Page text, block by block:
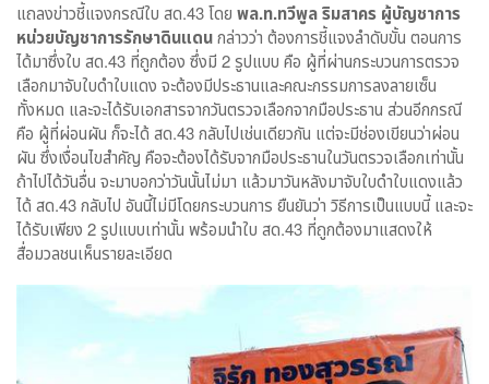
แถลงข่าวชี้แจงกรณีใบ สด.43 โดย พล.ท.ทวีพูล ริมสาคร ผู้บัญชาการ
หน่วยบัญชาการรักษาดินแดนกล่าวว่า ต้องการชี้แจงลำดับขั้น ตอนการ
ได้มาซึ่งใบ สด.43 ที่ถูกต้อง ซึ่งมี 2 รูปแบบ คือ ผู้ที่ผ่านกระบวนการตรวจ
เลือกมาจับใบดำใบแดง จะต้องมีประธานและคณะกรรมการลงลายเซ็น
ทั้งหมด และจะได้รับเอกสารจากวันตรวจเลือกจากมือประธาน ส่วนอีกกรณี
คือ ผู้ที่ผ่อนผัน ก็จะได้ สด.43 กลับไปเช่นเดียวกัน แต่จะมีช่องเขียนว่าผ่อน
ผัน ซึ่งเงื่อนไขสำคัญ คือจะต้องได้รับจากมือประธานในวันตรวจเลือกเท่านั้น
ถ้าไปได้วันอื่น จะมาบอกว่าวันนั้นไม่มา แล้วมาวันหลังมาจับใบดำใบแดงแล้ว
ได้ สด.43 กลับไป อันนี้ไม่มีโดยกระบวนการ ยืนยันว่า วิธีการเป็นแบบนี้ และจะ
ได้รับเพียง 2 รูปแบบเท่านั้น พร้อมนำใบ สด.43 ที่ถูกต้องมาแสดงให้
สื่อมวลชนเห็นรายละเอียด